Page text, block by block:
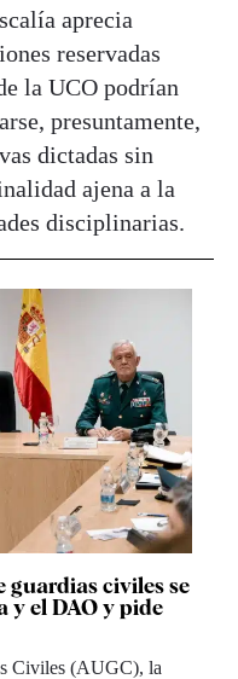
aprecia
reservadas
la UCO podrían
presuntamente,
dictadas sin
ajena a la
disciplinarias.
guardias civiles se
y el DAO y pide
Civiles (AUGC), la